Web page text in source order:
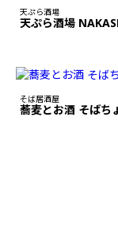
天ぷら酒場
天ぷら酒場
そば居酒屋
蕎麦とお酒 そばち